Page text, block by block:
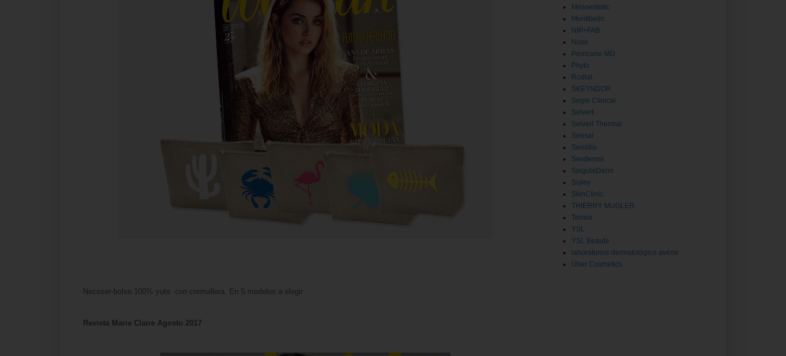
Neceser-bolso 100% yute con cremallera. En 5 modelos a elegir
Revista Marie Claire Agosto 2017
Mesoestetic
Montibello
NIP+FAB
Nuxe
Perricone MD
Phyto
Rodial.
SKEYNDOR
Segle Clinical
Selvert
Selvert Thermal
Sensai
Sensilis
Sesderma
SingulaDerm
Sisley
SkinClinic
THIERRY MUGLER
Termix
YSL
YSL Beaute
laboratorios dermatológico avéne
Über Cosmetics